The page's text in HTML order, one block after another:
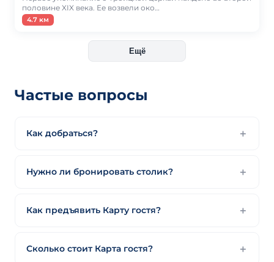
половине XIX века. Ее возвели око…
4.7 км
Ещё
Частые вопросы
Как добраться?
Нужно ли бронировать столик?
Как предъявить Карту гостя?
Сколько стоит Карта гостя?